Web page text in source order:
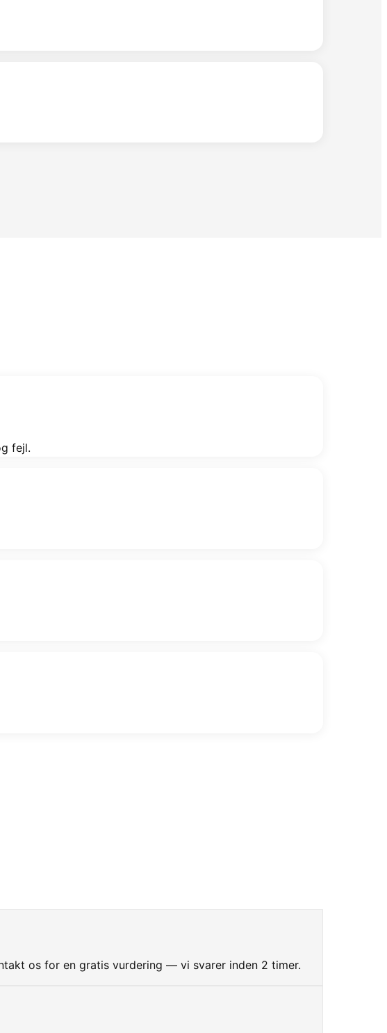
fejl.
os for en gratis vurdering — vi svarer inden 2 timer.